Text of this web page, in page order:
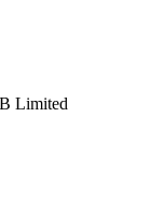
Limited